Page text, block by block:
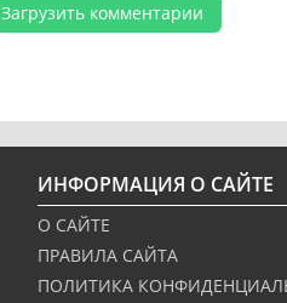
Загрузить комментарии
ИНФОРМАЦИЯ О САЙТЕ
О САЙТЕ
ПРАВИЛА САЙТА
ПОЛИТИКА